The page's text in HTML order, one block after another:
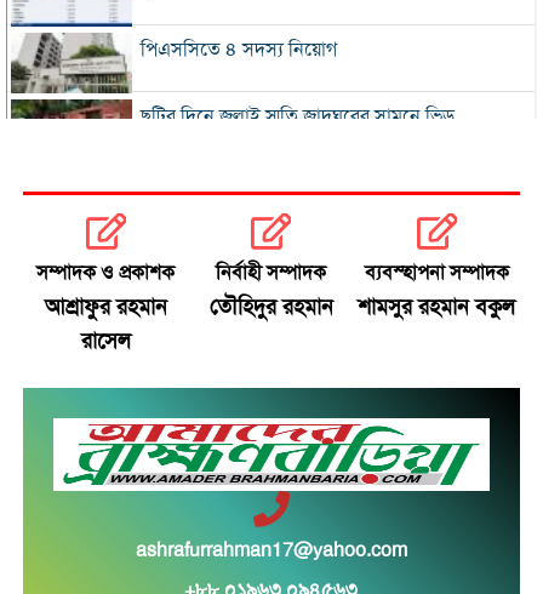
পিএসসিতে ৪ সদস্য নিয়োগ
ছুটির দিনে জুলাই স্মৃতি জাদুঘরের সামনে ভিড়
নতুন বিদেশি কোচের খোঁজে বিসিবি
শীর্ষ মাদক কারবারিদের তালিকা প্রস্তুত করা হচ্ছে:
সিলেটে দুই বাসের মুখোমুখি সংঘর্ষে নিহত ৯
সড়ক দুর্ঘটনায় আহত অভিনেত্রী মৌসুমী মৌ
সম্পাদক ও প্রকাশক
আশ্রাফুর রহমান
রাসেল
নির্বাহী সম্পাদক
তৌহিদুর রহমান
ব্যবস্হাপনা সম্পাদক
শামসুর রহমান বকুল
ashrafurrahman17@yahoo.com